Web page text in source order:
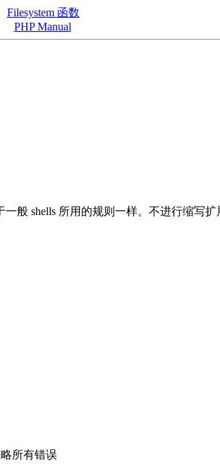
Filesystem 函数
PHP Manual
般 shells 所用的规则一样。不进行缩写扩
所有错误